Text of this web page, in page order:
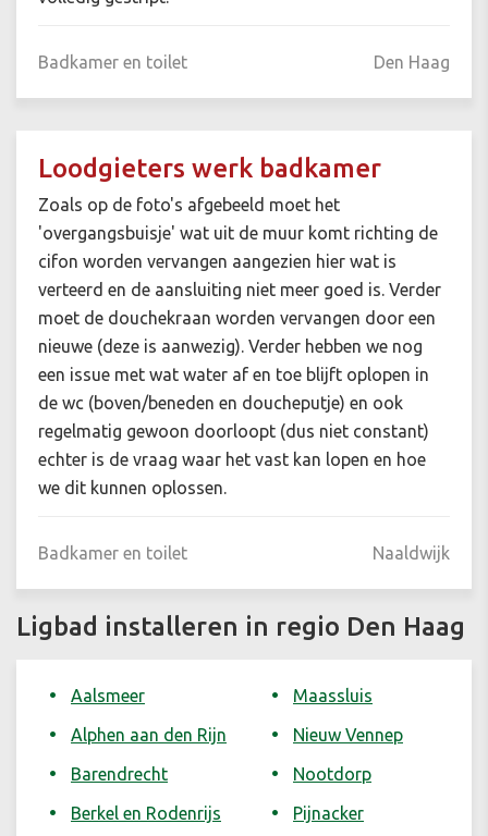
Badkamer en toilet Den Haag
Loodgieters werk badkamer
Zoals op de foto's afgebeeld moet het
'overgangsbuisje' wat uit de muur komt richting de
cifon worden vervangen aangezien hier wat is
verteerd en de aansluiting niet meer goed is. Verder
moet de douchekraan worden vervangen door een
nieuwe (deze is aanwezig). Verder hebben we nog
een issue met wat water af en toe blijft oplopen in
de wc (boven/beneden en doucheputje) en ook
regelmatig gewoon doorloopt (dus niet constant)
echter is de vraag waar het vast kan lopen en hoe
we dit kunnen oplossen.
Badkamer en toilet Naaldwijk
Ligbad installeren in regio Den Haag
Aalsmeer
Alphen aan den Rijn
Barendrecht
Berkel en Rodenrijs
Maassluis
Nieuw Vennep
Nootdorp
Pijnacker